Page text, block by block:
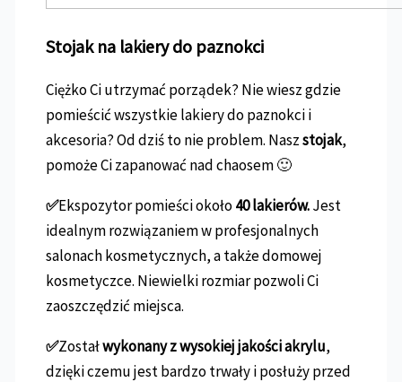
Stojak na lakiery do paznokci
Ciężko Ci utrzymać porządek? Nie wiesz gdzie
pomieścić wszystkie lakiery do paznokci i
akcesoria? Od dziś to nie problem. Naszstojak,
pomoże Ci zapanować nad chaosem 🙂
✅Ekspozytor pomieści około40 lakierów.Jest
idealnym rozwiązaniem w profesjonalnych
salonach kosmetycznych, a także domowej
kosmetyczce. Niewielki rozmiar pozwoli Ci
zaoszczędzić miejsca.
✅Zostałwykonany z wysokiej jakości akrylu,
dzięki czemu jest bardzo trwały i posłuży przed